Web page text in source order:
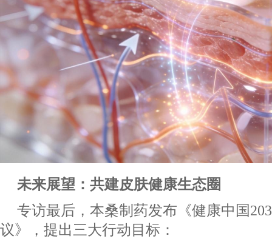
未来展望：共建皮肤健康生态圈
专访最后，本桑制药发布《健康中国
议》，提出三大行动目标：